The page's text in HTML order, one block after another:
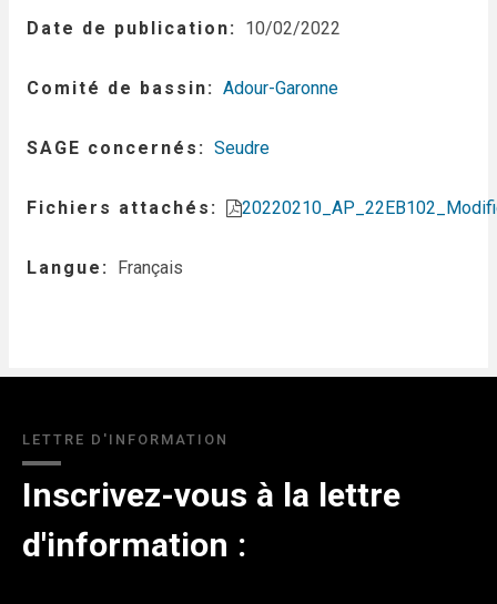
Date de publication 10/02/2022
Comité de bassin Adour-Garonne
SAGE concernés Seudre
Fichiers attachés
Langue Français
LETTRE D'INFORMATION
Inscrivez-vous à la lettre
d'information :